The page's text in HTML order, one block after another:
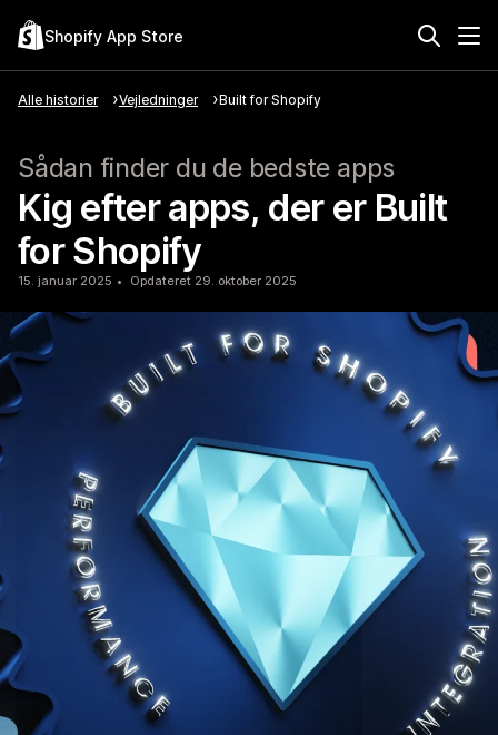
Shopify App Store
Alle historier Vejledninger Built for Shopify
Sådan finder du de bedste apps
Kig efter apps, der er Built
for Shopify
15. januar 2025 Opdateret 29. oktober 2025